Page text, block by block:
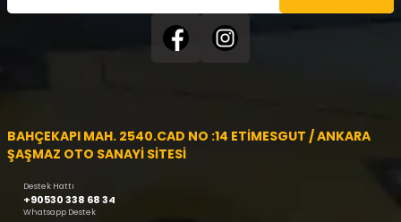
BAHÇEKAPI MAH. 2540.CAD NO :14 ETİMESGUT / ANKARA
ŞAŞMAZ OTO SANAYİ SİTESİ
Destek Hattı
+90530 338 68 34
Whatsapp Destek